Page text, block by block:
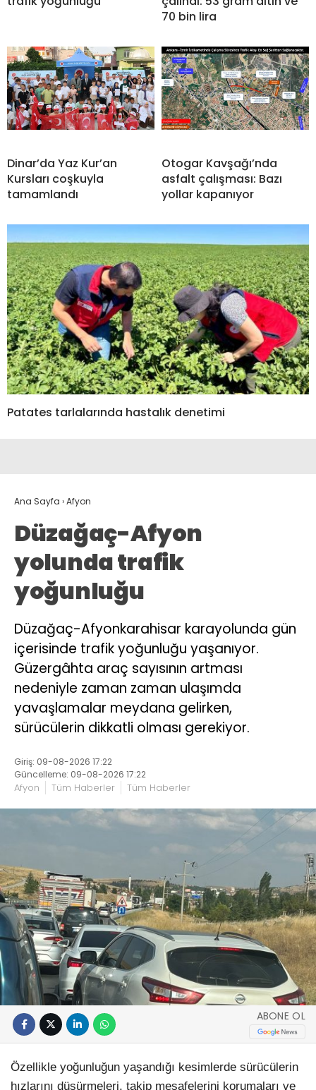
70 bin lira
Dinar’da Yaz Kur’an
Kursları coşkuyla
tamamlandı
Otogar Kavşağı’nda
asfalt çalışması: Bazı
yollar kapanıyor
Patates tarlalarında hastalık denetimi
Ana Sayfa ›Afyon
Düzağaç-Afyon
yolunda trafik
yoğunluğu
Düzağaç-Afyonkarahisar karayolunda gün
içerisinde trafik yoğunluğu yaşanıyor.
Güzergâhta araç sayısının artması
nedeniyle zaman zaman ulaşımda
yavaşlamalar meydana gelirken,
sürücülerin dikkatli olması gerekiyor.
Giriş: 09-08-2026 17:22
Güncelleme: 09-08-2026 17:22
Afyon Tüm Haberler Tüm Haberler
ABONE OL
Özellikle yoğunluğun yaşandığı kesimlerde sürücülerin
hızlarını düşürmeleri, takip mesafelerini korumaları ve